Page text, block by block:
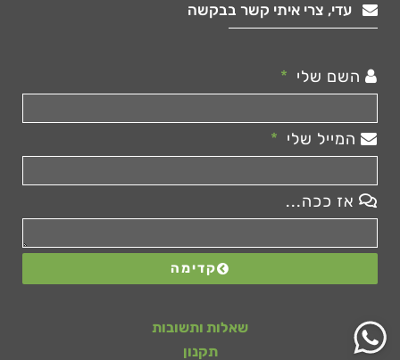
עדי, צרי איתי קשר בבקשה
השם שלי
המייל שלי
אז ככה...
קדימה
שאלות ותשובות
תקנון